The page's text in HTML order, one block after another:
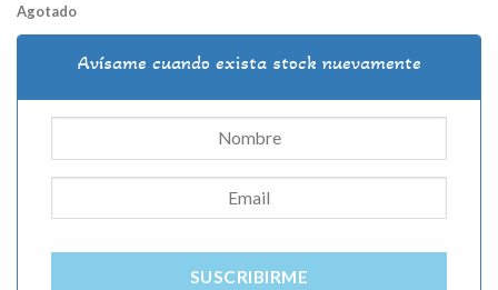
original
era:
actual
es:
Agotado
Avísame cuando exista stock nuevamente
SUSCRIBIRME